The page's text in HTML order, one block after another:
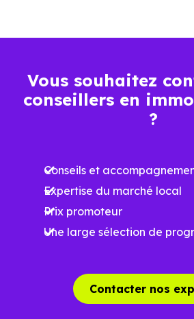
…
Vous souhaitez
conseillers en
?
Conseils et
Expertise du marché local
Prix promoteur
Une large sélection de
Contacter nos